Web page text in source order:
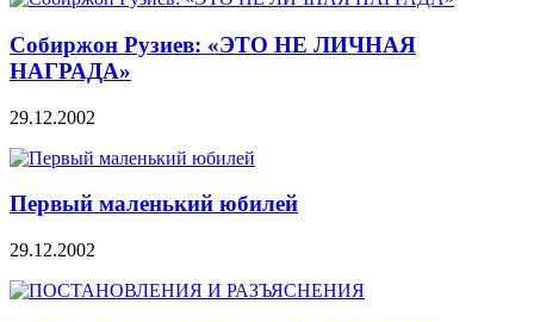
Собиржон Рузиев: «ЭТО НЕ ЛИЧНАЯ
НАГРАДА»
29.12.2002
Первый маленький юбилей
29.12.2002